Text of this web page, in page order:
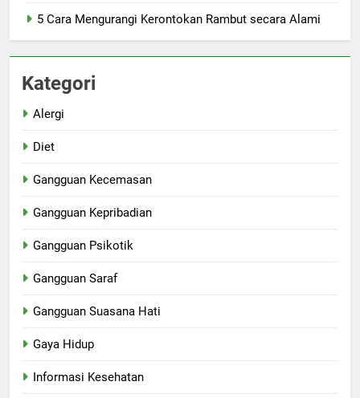
5 Cara Mengurangi Kerontokan Rambut secara Alami
Kategori
Alergi
Diet
Gangguan Kecemasan
Gangguan Kepribadian
Gangguan Psikotik
Gangguan Saraf
Gangguan Suasana Hati
Gaya Hidup
Informasi Kesehatan